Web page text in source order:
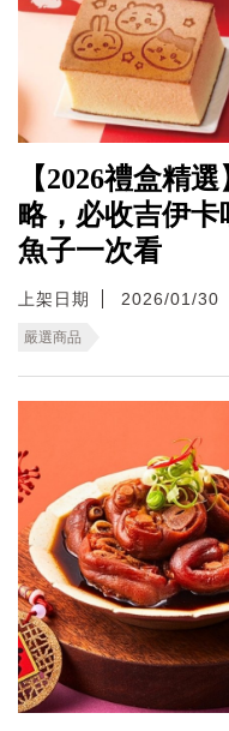
【2026禮盒精
略，必收吉伊
魚子一次看
上架日期 2026/01/30
嚴選商品